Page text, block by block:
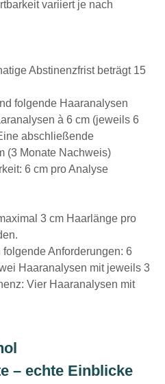
variiert je nach
Abstinenzfrist beträgt 15
folgende Haaranalysen
à 6 cm (jeweils 6
abschließende
(3 Monate Nachweis)
6 cm pro Analyse
3 cm Haarlänge pro
Anforderungen: 6
Haaranalysen mit jeweils 3
Vier Haaranalysen mit
– echte Einblicke